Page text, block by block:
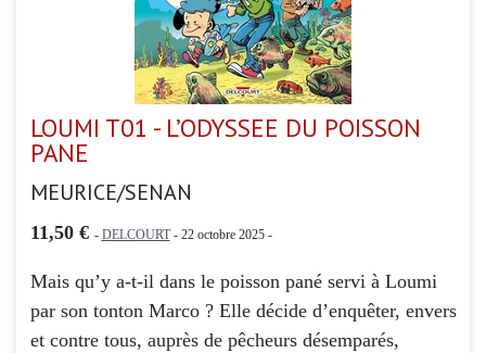
LOUMI T01 - L’ODYSSEE DU POISSON
PANE
MEURICE/SENAN
11,50 € - DELCOURT- 22 octobre 2025 -
Mais qu’y a-t-il dans le poisson pané servi à Loumi
par son tonton Marco ? Elle décide d’enquêter, envers
et contre tous, auprès de pêcheurs désemparés,